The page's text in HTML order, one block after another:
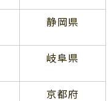
静岡県
岐阜県
京都府